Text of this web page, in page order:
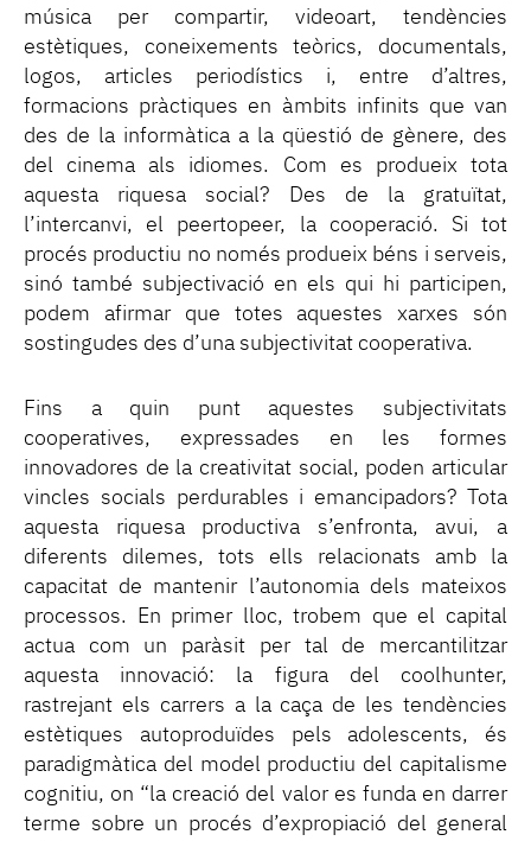
música per compartir, videoart, tendències
estètiques, coneixements teòrics, documentals,
logos, articles periodístics i, entre d’altres,
formacions pràctiques en àmbits infinits que van
des de la informàtica a la qüestió de gènere, des
del cinema als idiomes. Com es produeix tota
aquesta riquesa social? Des de la gratuïtat,
l’intercanvi, el peertopeer, la cooperació. Si tot
procés productiu no només produeix béns i serveis,
sinó també subjectivació en els qui hi participen,
podem afirmar que totes aquestes xarxes són
sostingudes des d’una subjectivitat cooperativa.
Fins a quin punt aquestes subjectivitats
cooperatives, expressades en les formes
innovadores de la creativitat social, poden articular
vincles socials perdurables i emancipadors? Tota
aquesta riquesa productiva s’enfronta, avui, a
diferents dilemes, tots ells relacionats amb la
capacitat de mantenir l’autonomia dels mateixos
processos. En primer lloc, trobem que el capital
actua com un paràsit per tal de mercantilitzar
aquesta innovació: la figura del coolhunter,
rastrejant els carrers a la caça de les tendències
estètiques autoproduïdes pels adolescents, és
paradigmàtica del model productiu del capitalisme
cognitiu, on “la creació del valor es funda en darrer
terme sobre un procés d’expropiació del general